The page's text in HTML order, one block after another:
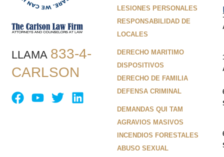
LLAMA 833-4-
CARLSON
LESIONES PERSONALES
RESPONSABILIDAD DE
LOCALES
DERECHO MARITIMO
DISPOSITIVOS
DERECHO DE FAMILIA
DEFENSA CRIMINAL
DEMANDAS QUI TAM
AGRAVIOS MASIVOS
INCENDIOS FORESTALES
ABUSO SEXUAL